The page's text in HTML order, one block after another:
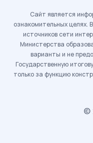
Сайт является
ознакомительных целях.
источников сети
Министерства
варианты и не
Государственную
только за функцию
©